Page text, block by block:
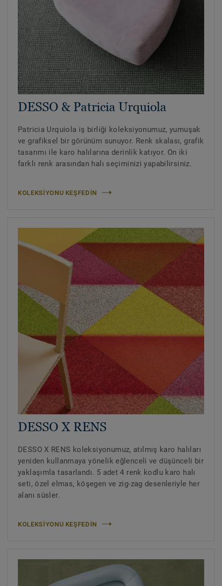
DESSO & Patricia Urquiola
Patricia Urquiola iş birliği koleksiyonumuz, yumuşak
ve grafiksel bir görünüm sunuyor. Renk skalası, grafik
tasarımı ile karo halılarına derinlik katıyor. On iki
farklı renk arasından halı seçiminizi yapabilirsiniz.
KOLEKSİYONU KEŞFEDİN
DESSO X RENS
DESSO X RENS koleksiyonumuz, atılmış karo halıları
yeniden kullanmaya yönelik eğlenceli ve düşünceli bir
yaklaşımla tasarlandı. 5 adet 4 renk kodlu karo halı
seti, özel elmas, köşegen ve zig-zag desenleriyle her
alanı süsler.
KOLEKSİYONU KEŞFEDİN